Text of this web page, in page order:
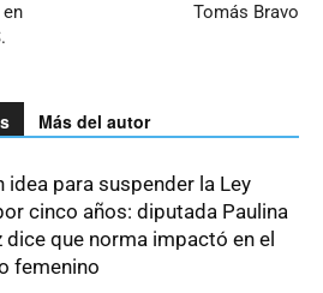
Tomás Bravo
Más del autor
idea para suspender la Ley
cinco años: diputada Paulina
dice que norma impactó en el
femenino